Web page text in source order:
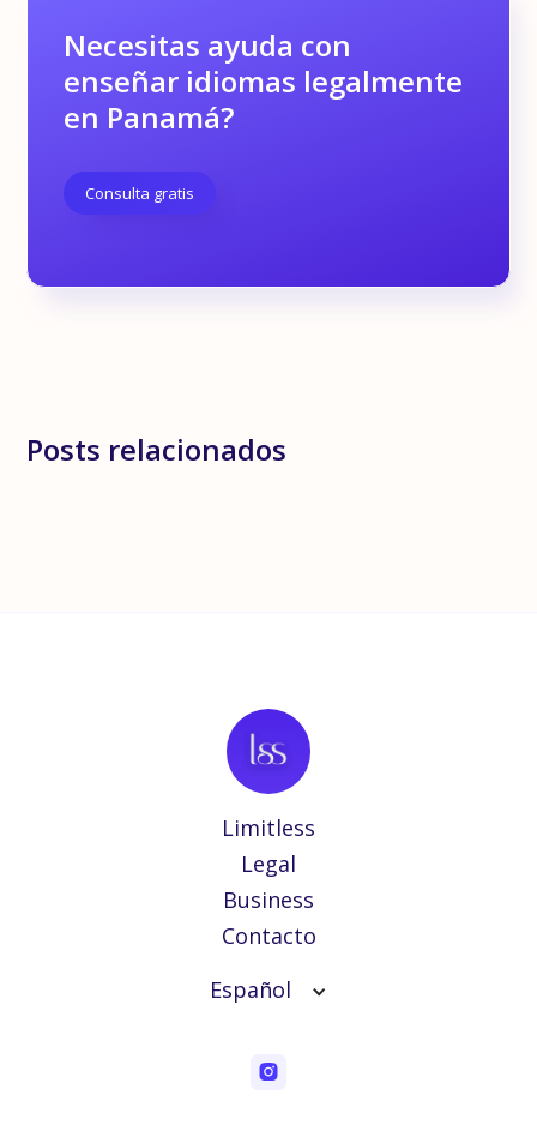
Necesitas ayuda con
enseñar idiomas legalmente
en Panamá?
Consulta gratis
Posts relacionados
Limitless
Legal
Business
Contacto
Español